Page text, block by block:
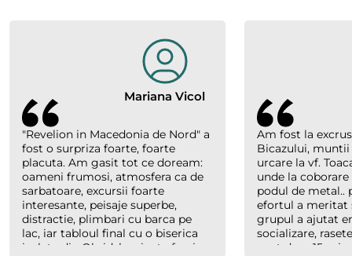
Mariana Vicol
"Revelion in Macedonia de Nord" a
fost o surpriza foarte, foarte
placuta. Am gasit tot ce doream:
oameni frumosi, atmosfera ca de
sarbatoare, excursii foarte
interesante, peisaje superbe,
distractie, plimbari cu barca pe
lac, iar tabloul final cu o biserica
izolata din Ohrid, luminata feeric,
Am fost la
Bicazului, muntii
urcare la vf.
unde la
podul de metal..
efortul a meritat
grupul a ajutat
socializare,
sunt doar 15